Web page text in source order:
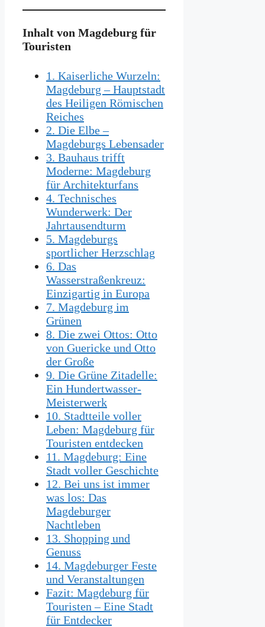
Inhalt von Magdeburg für
Touristen
1. Kaiserliche Wurzeln:
Magdeburg – Hauptstadt
des Heiligen Römischen
Reiches
2. Die Elbe –
Magdeburgs Lebensader
3. Bauhaus trifft
Moderne: Magdeburg
für Architekturfans
4. Technisches
Wunderwerk: Der
Jahrtausendturm
5. Magdeburgs
sportlicher Herzschlag
6. Das
Wasserstraßenkreuz:
Einzigartig in Europa
7. Magdeburg im
Grünen
8. Die zwei Ottos: Otto
von Guericke und Otto
der Große
9. Die Grüne Zitadelle:
Ein Hundertwasser-
Meisterwerk
10. Stadtteile voller
Leben: Magdeburg für
Touristen entdecken
11. Magdeburg: Eine
Stadt voller Geschichte
12. Bei uns ist immer
was los: Das
Magdeburger
Nachtleben
13. Shopping und
Genuss
14. Magdeburger Feste
und Veranstaltungen
Fazit: Magdeburg für
Touristen – Eine Stadt
für Entdecker